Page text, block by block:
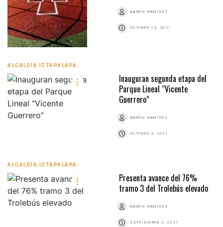
AARÓN RAMÍREZ
OCTUBRE 14, 2021
ALCALDÍA IZTAPALAPA
Inauguran segunda etapa del
Parque Lineal “Vicente
Guerrero”
AARÓN RAMÍREZ
OCTUBRE 4, 2021
ALCALDÍA IZTAPALAPA
Presenta avance del 76%
tramo 3 del Trolebús elevado
AARÓN RAMÍREZ
SEPTIEMBRE 3, 2021